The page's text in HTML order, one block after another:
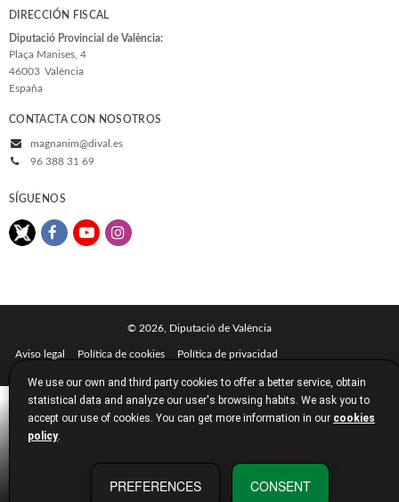
DIRECCIÓN FISCAL
Diputació Provincial de València:
Plaça Manises, 4
46003 València
España
CONTACTA CON NOSOTROS
magnanim@dival.es
96 388 31 69
SÍGUENOS
© 2026, Diputació de València
Aviso legal Política de cookies
Política de privacidad
We use our own and third party cookies to offer a better service, obtain
statistical data and analyze our user's browsing habits. We ask you to
accept our use of cookies. You can get more information in our cookies
policy.
PREFERENCES CONSENT